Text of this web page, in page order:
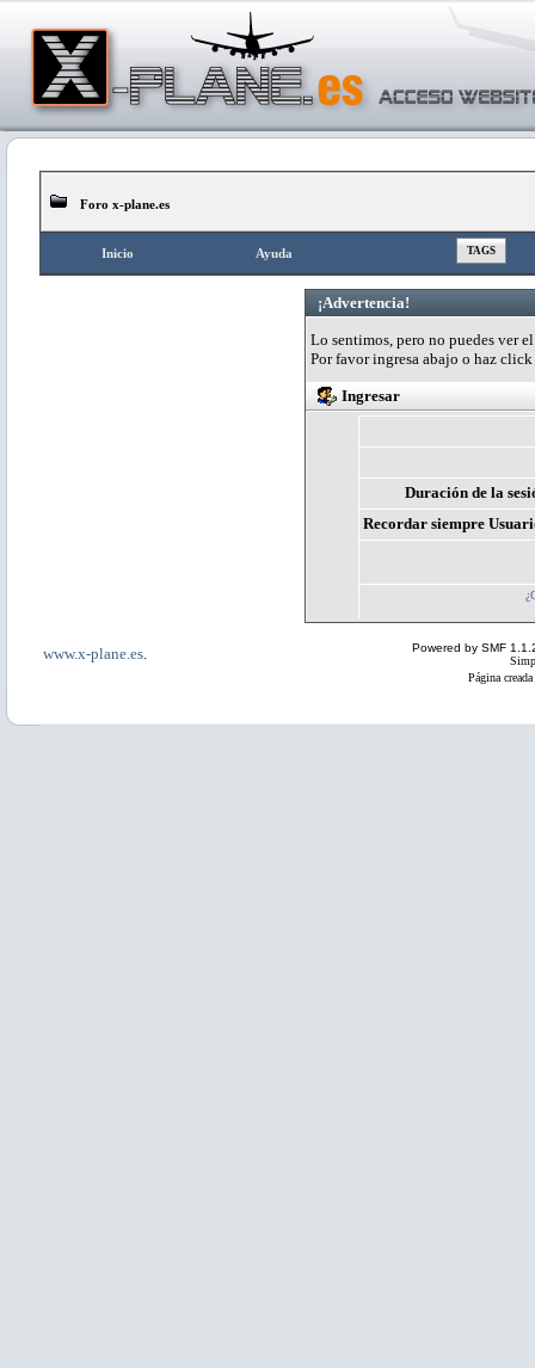
Foro x-plane.es
Inicio Ayuda TAGS
¡Advertencia!
Lo sentimos, pero no puedes ver
Por favor ingresa abajo o haz click
Ingresar
Duración de la
Recordar siempre
www.x-plane.es
Powered by SMF
Página